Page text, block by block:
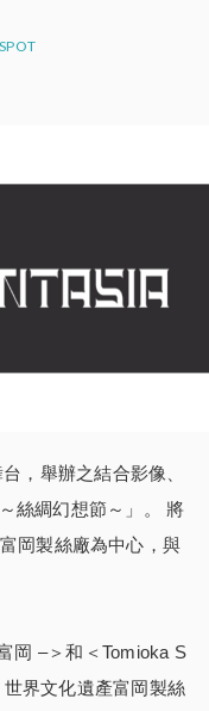
SPOT
，舉辦之結合影像、
絲綢幻想節～」。 將
岡製絲廠為中心，與
岡 –＞和＜Tomioka S
界文化遺產富岡製絲